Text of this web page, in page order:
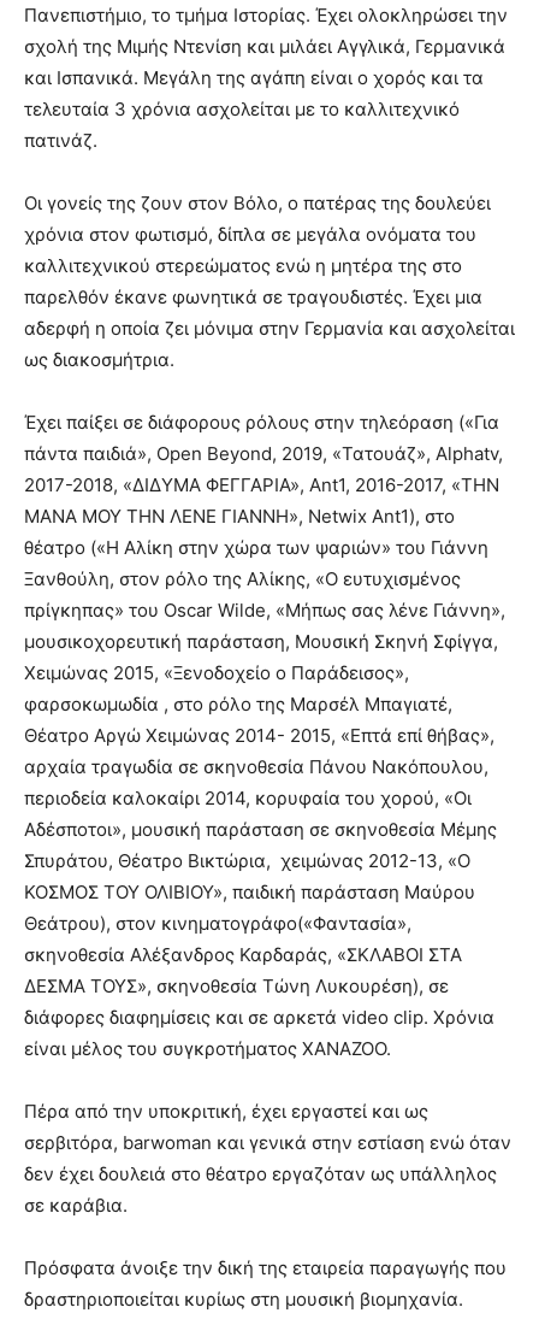
Πανεπιστήμιο, το τμήμα Ιστορίας. Έχει ολοκληρώσει την
σχολή της Μιμής Ντενίση και μιλάει Αγγλικά, Γερμανικά
και Ισπανικά. Μεγάλη της αγάπη είναι ο χορός και τα
τελευταία 3 χρόνια ασχολείται με το καλλιτεχνικό
πατινάζ.
Οι γονείς της ζουν στον Βόλο, ο πατέρας της δουλεύει
χρόνια στον φωτισμό, δίπλα σε μεγάλα ονόματα του
καλλιτεχνικού στερεώματος ενώ η μητέρα της στο
παρελθόν έκανε φωνητικά σε τραγουδιστές. Έχει μια
αδερφή η οποία ζει μόνιμα στην Γερμανία και ασχολείται
ως διακοσμήτρια.
Έχει παίξει σε διάφορους ρόλους στην τηλεόραση («Για
πάντα παιδιά», Open Beyond, 2019, «Τατουάζ», Αlphatv,
2017-2018, «ΔΙΔΥΜΑ ΦΕΓΓΑΡΙΑ», Ant1, 2016-2017, «ΤΗΝ
ΜΑΝΑ ΜΟΥ ΤΗΝ ΛΕΝΕ ΓΙΑΝΝΗ», Netwix Ant1), στο
θέατρο («Η Αλίκη στην χώρα των ψαριών» του Γιάννη
Ξανθούλη, στον ρόλο της Αλίκης, «Ο ευτυχισμένος
πρίγκηπας» του Oscar Wilde, «Μήπως σας λένε Γιάννη»,
μουσικοχορευτική παράσταση, Μουσική Σκηνή Σφίγγα,
Χειμώνας 2015, «Ξενοδοχείο ο Παράδεισος»,
φαρσοκωμωδία , στο ρόλο της Μαρσέλ Μπαγιατέ,
Θέατρο Αργώ Χειμώνας 2014- 2015, «Επτά επί θήβας»,
αρχαία τραγωδία σε σκηνοθεσία Πάνου Νακόπουλου,
περιοδεία καλοκαίρι 2014, κορυφαία του χορού, «Οι
Αδέσποτοι», μουσική παράσταση σε σκηνοθεσία Μέμης
Σπυράτου, Θέατρο Βικτώρια, χειμώνας 2012-13, «Ο
ΚΟΣΜΟΣ ΤΟΥ ΟΛΙΒΙΟΥ», παιδική παράσταση Μαύρου
Θεάτρου), στον κινηματογράφο(«Φαντασία»,
σκηνοθεσία Αλέξανδρος Καρδαράς, «ΣΚΛΑΒΟΙ ΣΤΑ
ΔΕΣΜΑ ΤΟΥΣ», σκηνοθεσία Τώνη Λυκουρέση), σε
διάφορες διαφημίσεις και σε αρκετά video clip. Χρόνια
είναι μέλος του συγκροτήματος XANAZOO.
Πέρα από την υποκριτική, έχει εργαστεί και ως
σερβιτόρα, barwoman και γενικά στην εστίαση ενώ όταν
δεν έχει δουλειά στο θέατρο εργαζόταν ως υπάλληλος
σε καράβια.
Πρόσφατα άνοιξε την δική της εταιρεία παραγωγής που
δραστηριοποιείται κυρίως στη μουσική βιομηχανία.